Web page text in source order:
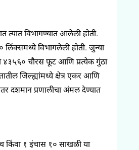
त्यात विभागण्यात आलेली होती.
लिंक्समध्येविभागलेली होती. जुन्या
४३५६० चौरस फूट आणि प्रत्येकगुंठा
जिल्ह्यांमध्ये क्षेत्र एकर आणि
दशमानप्रणालीचा अंमल देण्यात
किंवा १ इंचास १० साखळी या